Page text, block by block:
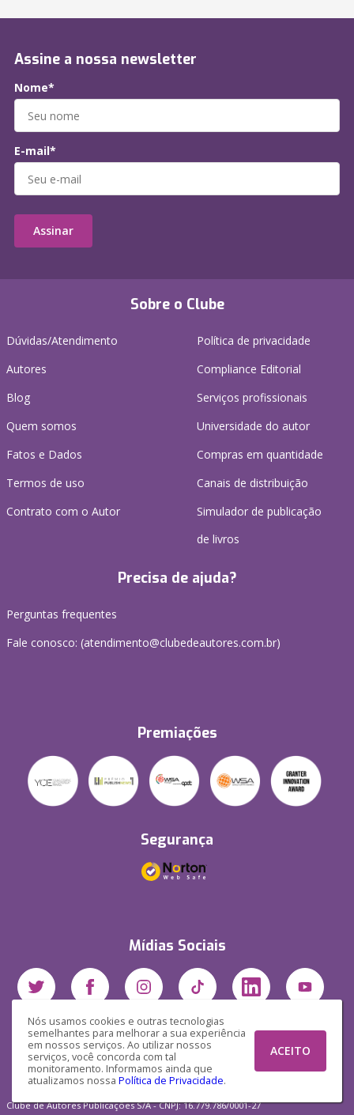
Nós usamos cookies e outras tecnologias
semelhantes para melhorar a sua experiência
em nossos serviços. Ao utilizar nossos
serviços, você concorda com tal
monitoramento. Informamos ainda que
atualizamos nossa Política de Privacidade.
ACEITO
Sobre o Clube
Dúvidas/Atendimento
Autores
Blog
Quem somos
Fatos e Dados
Termos de uso
Contrato com o Autor
Política de privacidade
Compliance Editorial
Serviços profissionais
Universidade do autor
Compras em quantidade
Canais de distribuição
Simulador de publicação
de livros
Precisa de ajuda?
Perguntas frequentes
Fale conosco: (atendimento@clubedeautores.com.br)
Premiações
Segurança
Mídias Sociais
Assine a nossa newsletter
Nome*
E-mail*
Assinar
Clube de Autores Publicações S/A - CNPJ: 16.779.786/0001-27